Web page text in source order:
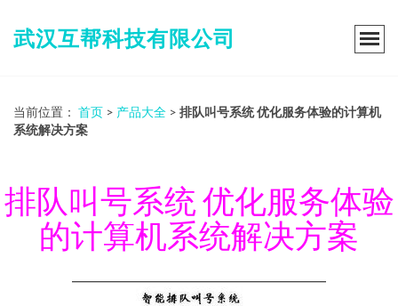
武汉互帮科技有限公司
当前位置： 首页 > 产品大全 > 排队叫号系统 优化服务体验的计算机
系统解决方案
排队叫号系统 优化服务体验
的计算机系统解决方案